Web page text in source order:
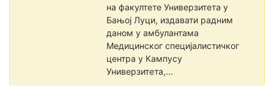
на факултете Универзитета у
Бањој Луци, издавати радним
даном у амбулантама
Медицинског специјалистичког
центра у Кампусу
Универзитета,...